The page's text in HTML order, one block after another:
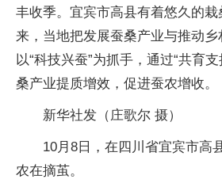
丰收季。宜宾市高县有着悠久的
来，当地把发展蚕桑产业与推动乡
以“科技兴蚕”为抓手，通过“共育
桑产业提质增效，促进蚕农增收。
新华社发（庄歌尔 摄）
10月8日，在四川省宜宾市高
农在摘茧。